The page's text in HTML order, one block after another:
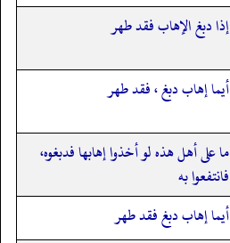
إذا دبغ الإهاب فقد طهر
أيما إهاب دبغ ، فقد طهر
ما على أهل هذه لو أخذوا إهابها فدبغوه،
فانتفعوا به
أيما إهاب دبغ فقد طهر